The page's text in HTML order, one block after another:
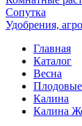
Сопутка
Удобрения,
Главная
Каталог
Весна
Плодовые
Калина
Калина